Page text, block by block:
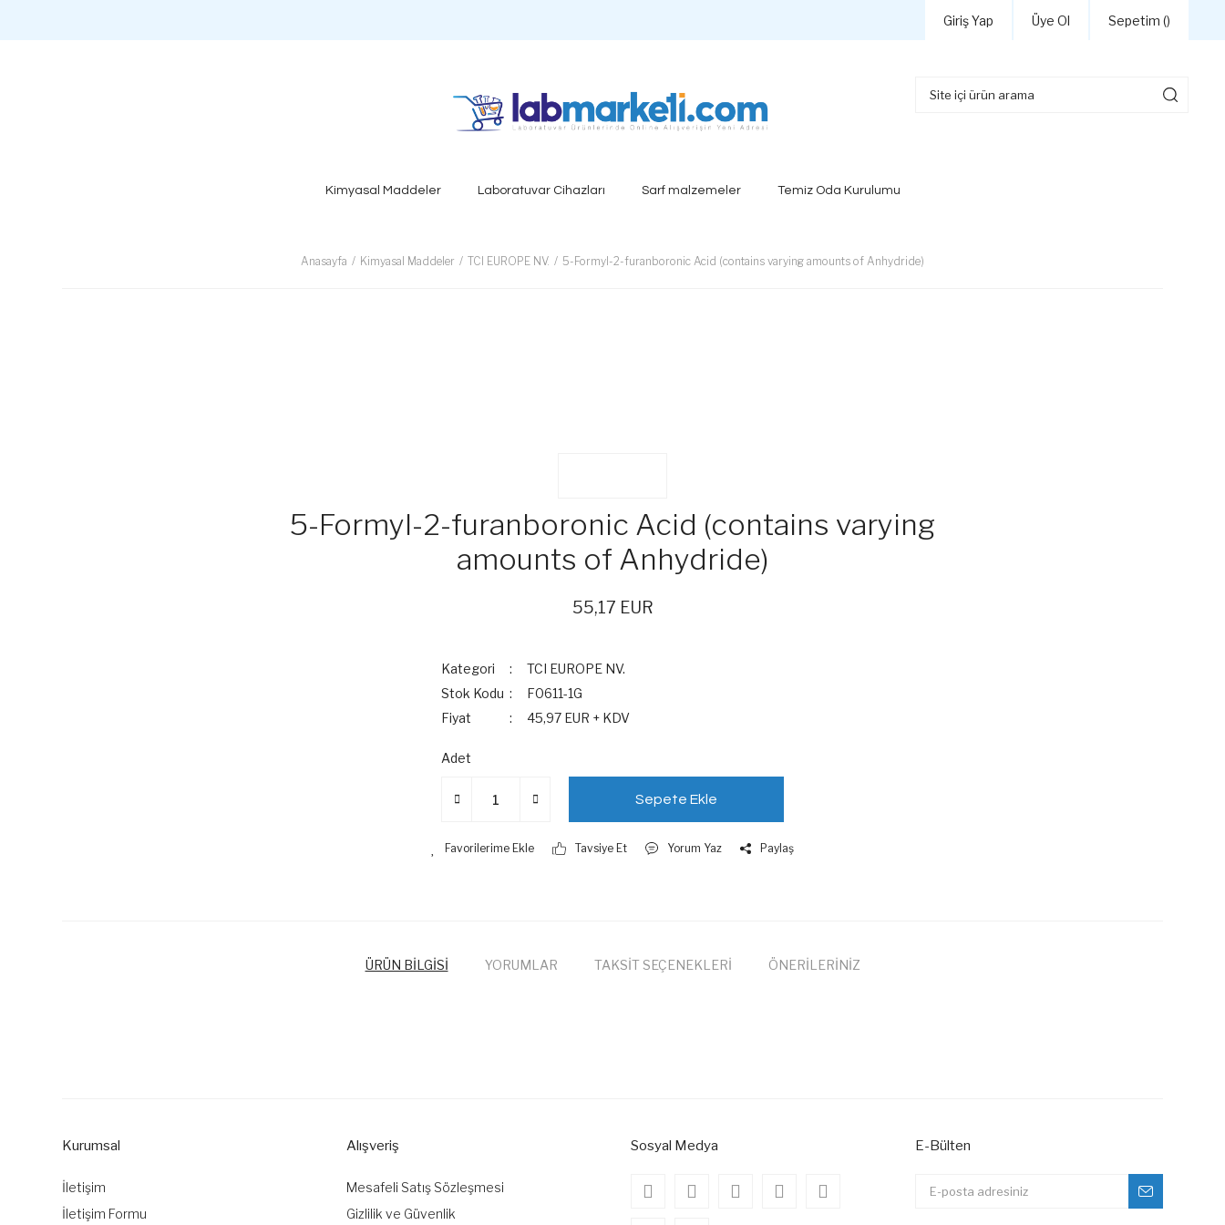
Giriş Yap Üye Ol Sepetim ()
Kimyasal Maddeler Laboratuvar Cihazları Sarf malzemeler Temiz Oda Kurulumu
Anasayfa Kimyasal Maddeler TCI EUROPE NV. 5-Formyl-2-furanboronic Acid (contains varying amounts of Anhydride)
5-Formyl-2-furanboronic Acid (contains varying
amounts of Anhydride)
55,17 EUR
Kategori
TCI EUROPE NV.
Stok Kodu
F0611-1G
Fiyat
45,97 EUR + KDV
Adet
Sepete Ekle
Tavsiye Et Yorum Yaz Paylaş
ÜRÜN BİLGİSİ YORUMLAR TAKSİT SEÇENEKLERİ ÖNERİLERİNİZ
Ürün bilgilerinde hatalar bulunuyor.
Bu ürüne benzer farklı alternatifler olmalı.
Kurumsal
İletişim
İletişim Formu
Alışveriş
Mesafeli Satış Sözleşmesi
Gizlilik ve Güvenlik
Sosyal Medya E-Bülten